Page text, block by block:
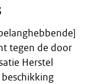
tegen de door
Herstel